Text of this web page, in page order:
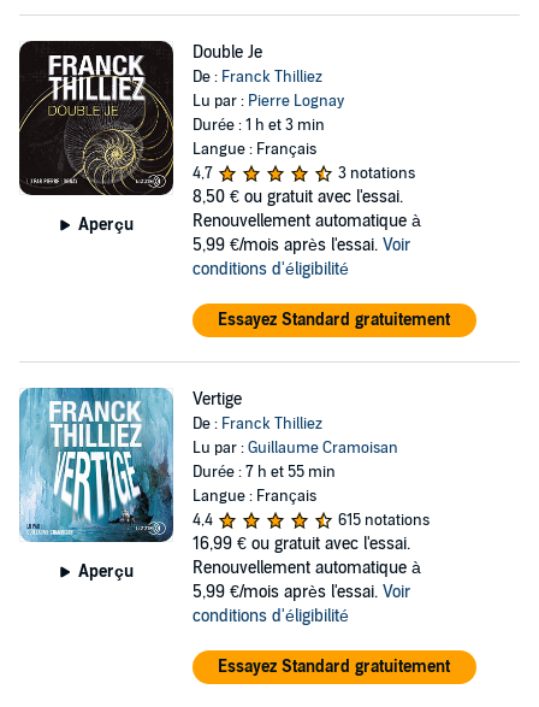
Aperçu
Double Je
De : Franck Thilliez
Lu par : Pierre Lognay
Durée : 1 h et 3 min
Langue : Français
4,7
3 notations
8,50 € ou gratuit avec l'essai.
Renouvellement automatique à
5,99 €/mois après l'essai. Voir
conditions d'éligibilité
Essayez Standard gratuitement
Aperçu
Vertige
De : Franck Thilliez
Lu par :Guillaume Cramoisan
Durée : 7 h et 55 min
Langue : Français
4,4
615 notations
16,99 € ou gratuit avec l'essai.
Renouvellement automatique à
5,99 €/mois après l'essai. Voir
conditions d'éligibilité
Essayez Standard gratuitement